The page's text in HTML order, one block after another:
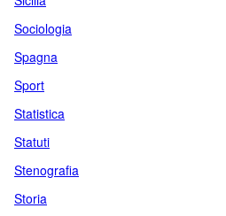
Sociologia
Spagna
Sport
Statistica
Statuti
Stenografia
Storia